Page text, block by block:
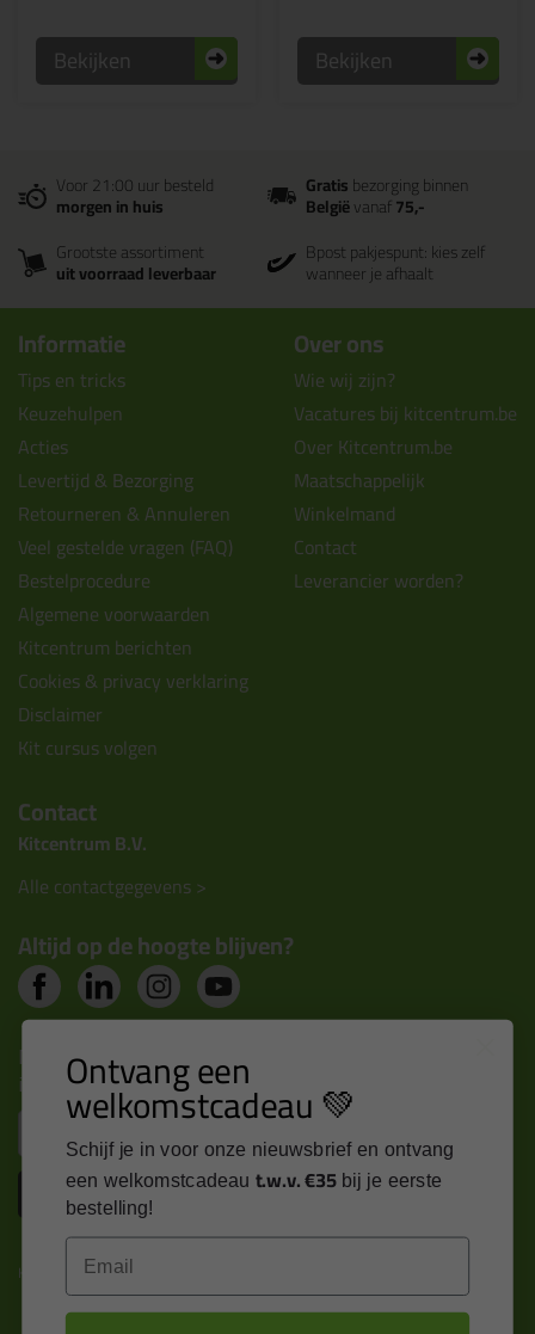
Bekijken Bekijken
Voor 21:00 uur besteld
morgen in huis
Gratisbezorging binnen
Belgiëvanaf75,-
Grootste assortiment
uit voorraad leverbaar
Bpost pakjespunt: kies zelf
wanneer je afhaalt
Informatie
Tips en tricks
Keuzehulpen
Acties
Levertijd & Bezorging
Retourneren & Annuleren
Veel gestelde vragen (FAQ)
Bestelprocedure
Algemene voorwaarden
Kitcentrum berichten
Cookies & privacy verklaring
Disclaimer
Kit cursus volgen
Over ons
Wie wij zijn?
Vacatures bij kitcentrum.be
Over Kitcentrum.be
Maatschappelijk
Winkelmand
Contact
Leverancier worden?
Contact
Kitcentrum B.V.
Alle contactgegevens >
Altijd op de hoogte blijven?
Nieuws, tips en exclusieve deals rechtstreeks in je
inbox
Email
Inschrijven
Kitcentrum is trots op:
Ontvang een
welkomstcadeau 💚
Schijf je in voor onze nieuwsbrief en ontvang
een welkomstcadeau t.w.v. €35 bij je eerste
bestelling!
Email